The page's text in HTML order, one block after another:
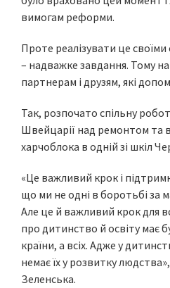
вимогам реформи.
Проте реалізувати це своїми
– надважке завдання. Тому
партнерам і друзям, які
Так, розпочато спільну
Швейцарії над ремонтом та
харчоблока в одній зі шкіл
«Це важливий крок і
що ми не одні в боротьбі за
Але це й важливий крок для
про дитинство й освіту має
країни, а всіх. Адже у
немає їх у розвитку
Зеленська.